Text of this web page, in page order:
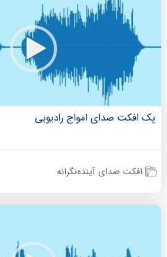
پک افکت صدای امواج رادیویی
افکت صدای آینده‌نگرانه